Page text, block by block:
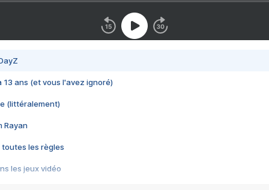
13 ans (et vous l'avez ignoré)
(littéralement)
Rayan
toutes les règles
les jeux vidéo